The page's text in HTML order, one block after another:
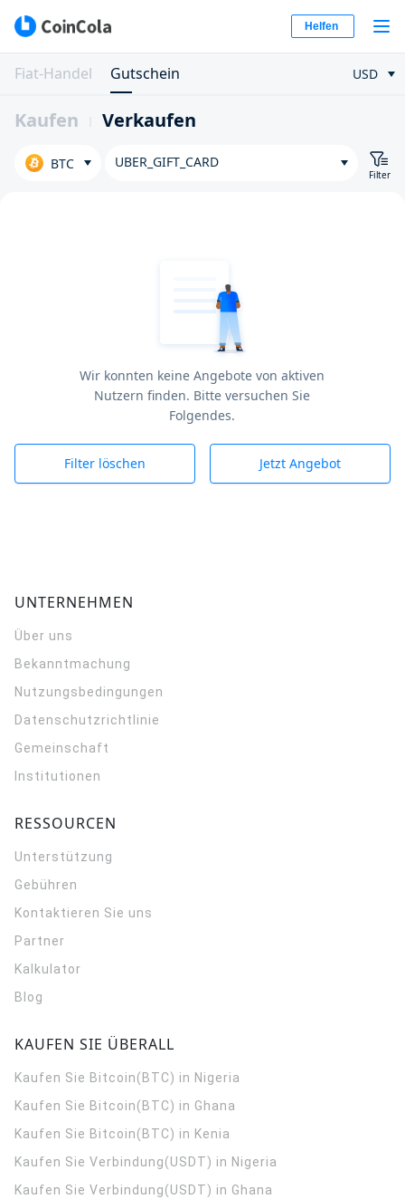
Helfen
Fiat-Handel Gutschein USD
Kaufen Verkaufen
BTC UBER_GIFT_CARD
Filter
Wir konnten keine Angebote von aktiven
Nutzern finden. Bitte versuchen Sie
Folgendes.
Filter löschen Jetzt Angebot
UNTERNEHMEN
Über uns
Bekanntmachung
Nutzungsbedingungen
Datenschutzrichtlinie
Gemeinschaft
Institutionen
RESSOURCEN
Unterstützung
Gebühren
Kontaktieren Sie uns
Partner
Kalkulator
Blog
KAUFEN SIE ÜBERALL
Kaufen Sie Bitcoin(BTC) in Nigeria
Kaufen Sie Bitcoin(BTC) in Ghana
Kaufen Sie Bitcoin(BTC) in Kenia
Kaufen Sie Verbindung(USDT) in Nigeria
Kaufen Sie Verbindung(USDT) in Ghana